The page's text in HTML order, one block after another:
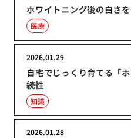
ホワイトニング後の白さ
医療
自宅でじっくり育てる「
続性
2026.01.29
知識
2026.01.28